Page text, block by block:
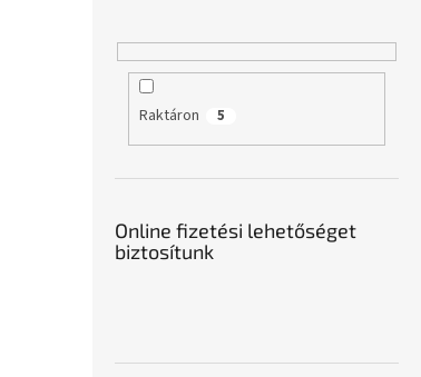
Raktáron 5
Online fizetési lehetőséget
biztosítunk